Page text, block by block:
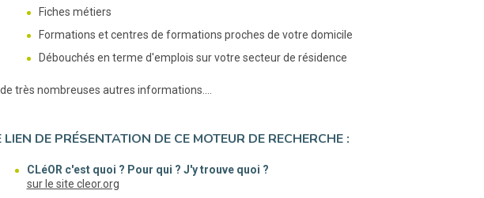
Fiches métiers
Formations et centres de formations proches de votre domicile
Débouchés en terme d'emplois sur votre secteur de résidence
très nombreuses autres informations....
LIEN DE PRÉSENTATION DE CE MOTEUR DE RECHERCHE :
CLéOR c'est quoi ? Pour qui ? J'y trouve quoi ?
sur le site cleor.org(nouvelle fenêtre)